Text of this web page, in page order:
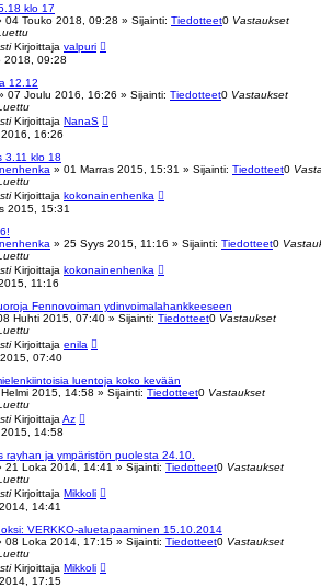
klo 17
04 Touko 2018, 09:28 » Sijainti: Tiedotteet0 Vastaukset
Kirjoittaja valpuri
2018, 09:28
12.12
07 Joulu 2016, 16:26 » Sijainti: Tiedotteet0 Vastaukset
Kirjoittaja NanaS
16:26
3.11 klo 18
» 01 Marras 2015, 15:31 » Sijainti: Tiedotteet0
Kirjoittaja kokonainenhenka
2015, 15:31
» 25 Syys 2015, 11:16 » Sijainti: Tiedotteet0
Kirjoittaja kokonainenhenka
11:16
Fennovoiman ydinvoimalahankkeeseen
Huhti 2015, 07:40 » Sijainti: Tiedotteet0 Vastaukset
Kirjoittaja enila
07:40
luentoja koko kevään
2015, 14:58 » Sijainti: Tiedotteet0 Vastaukset
Kirjoittaja Az
14:58
rayhan ja ympäristön puolesta 24.10.
21 Loka 2014, 14:41 » Sijainti: Tiedotteet0 Vastaukset
Kirjoittaja Mikkoli
14:41
VERKKO-aluetapaaminen 15.10.2014
08 Loka 2014, 17:15 » Sijainti: Tiedotteet0 Vastaukset
Kirjoittaja Mikkoli
17:15